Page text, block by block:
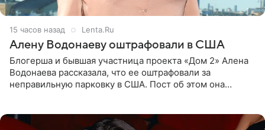
15 часов назад Lenta.Ru
Алену Водонаеву оштрафовали в США
Блогерша и бывшая участница проекта «Дом 2» Алена
Водонаева рассказала, что ее оштрафовали за
неправильную парковку в США. Пост об этом она